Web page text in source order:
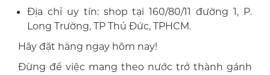
Địa chỉ uy tín: shop tại 160/80/11 đường 1, P.
Long Trường, TP Thủ Đức, TPHCM.
Hãy đặt hàng ngay hôm nay!
Đừng để việc mang theo nước trở thành gánh